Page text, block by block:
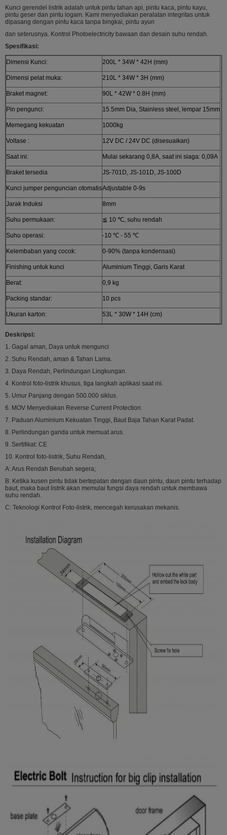
Kunci gerendel listrik adalah untuk pintu tahan api, pintu kaca, pintu kayu,
pintu geser dan pintu logam. Kami menyediakan peralatan integritas untuk
dipasang dengan pintu kaca tanpa bingkai, pintu ayun
dan seterusnya. Kontrol Photoelectricity bawaan dan desain suhu rendah.
Spesifikasi:
Dimensi Kunci: 200L * 34W * 42H (mm)
Dimensi pelat muka: 210L * 34W * 3H (mm)
Braket magnet: 90L * 42W * 0.8H (mm)
Pin pengunci: 15.5mm Dia, Stainless steel, lempar 15mm
Memegang kekuatan 1000kg
Voltase : 12V DC / 24V DC (disesuaikan)
Saat ini: Mulai sekarang 0,8A, saat ini siaga: 0,09A
Braket tersedia JS-701D, JS-101D, JS-100D
Kunci jumper penguncian otomatisAdjustable 0-9s
Jarak Induksi 8mm
Suhu permukaan: ≦ 10 ℃, suhu rendah
Suhu operasi: -10 ℃ - 55 ℃
Kelembaban yang cocok: 0-90% (tanpa kondensasi)
Finishing untuk kunci Aluminium Tinggi, Garis Karat
Berat: 0,9 kg
Packing standar: 10 pcs
Ukuran karton: 53L * 30W * 14H (cm)
Deskripsi:
1. Gagal aman, Daya untuk mengunci
2. Suhu Rendah, aman & Tahan Lama.
3. Daya Rendah, Perlindungan Lingkungan.
4. Kontrol foto-listrik khusus, tiga langkah aplikasi saat ini.
5. Umur Panjang dengan 500.000 siklus.
6. MOV Menyediakan Reverse Current Protection.
7. Paduan Aluminium Kekuatan Tinggi, Baut Baja Tahan Karat Padat.
8. Perlindungan ganda untuk memuat arus.
9. Sertifikat: CE
10. Kontrol foto-listrik, Suhu Rendah,
A: Arus Rendah Berubah segera;
B: Ketika kusen pintu tidak bertepatan dengan daun pintu, daun pintu terhadap
baut, maka baut listrik akan memulai fungsi daya rendah untuk membawa
suhu rendah.
C: Teknologi Kontrol Foto-listrik, mencegah kerusakan mekanis.